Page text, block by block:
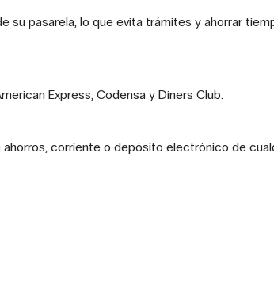
pasarela, lo que evita trámites y ahorrar
Express, Codensa y Diners Club.
corriente o depósito electrónico de